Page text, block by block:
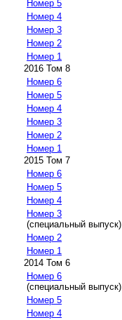
Номер 5
Номер 4
Номер 3
Номер 2
Номер 1
2016 Том 8
Номер 6
Номер 5
Номер 4
Номер 3
Номер 2
Номер 1
2015 Том 7
Номер 6
Номер 5
Номер 4
Номер 3
(специальный выпуск)
Номер 2
Номер 1
2014 Том 6
Номер 6
(специальный выпуск)
Номер 5
Номер 4